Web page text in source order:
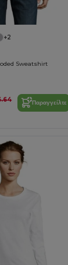
+2
Sweatshirt
Παραγγείλτε